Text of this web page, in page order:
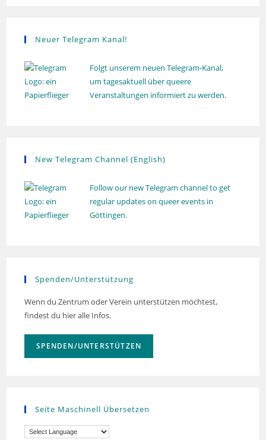
Neuer Telegram Kanal!
Folgt unserem neuen Telegram-Kanal,
um tagesaktuell über queere
Veranstaltungen informiert zu werden.
New Telegram Channel (English)
Follow our new Telegram channel to get
regular updates on queer events in
Göttingen.
Spenden/Unterstützung
Wenn du Zentrum oder Verein unterstützen möchtest,
findest du hier alle Infos.
SPENDEN/UNTERSTÜTZEN
Seite Maschinell Übersetzen